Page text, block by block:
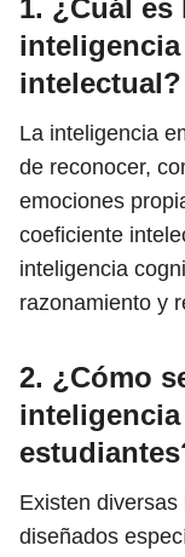
1. ¿Cuál
intelectual?
La inteligencia
de reconocer,
emociones
coeficiente
inteligencia
razonamiento y
2. ¿Cómo
Existen
diseñados